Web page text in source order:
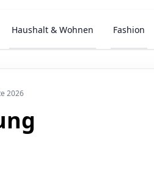
Haushalt & Wohnen Fashion
2026